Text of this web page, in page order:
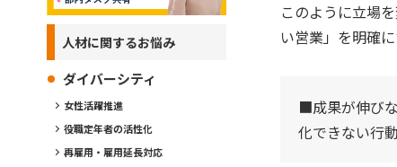
このように立場
い営業」を明確
■成果が伸び
化できない行
人材に関するお悩み
ダイバーシティ
女性活躍推進
役職定年者の活性化
再雇用・雇用延長対応